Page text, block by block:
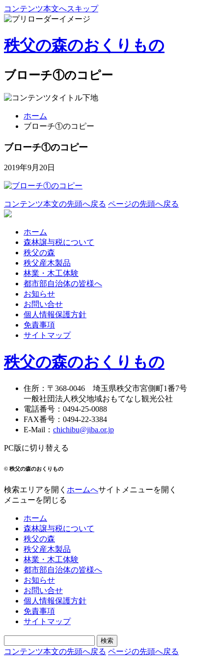
コンテンツ本文へスキップ
秩父の森のおくりもの
ブローチ①のコピー
ホーム
ブローチ①のコピー
ブローチ①のコピー
2019年9月20日
コンテンツ本文の先頭へ戻る ページの先頭へ戻る
ホーム
森林譲与税について
秩父の森
秩父産木製品
林業・木工体験
都市部自治体の皆様へ
お知らせ
お問い合せ
個人情報保護方針
免責事項
サイトマップ
秩父の森のおくりもの
住所 ： 〒368-0046 埼玉県秩父市宮側町1番7号
一般社団法人秩父地域おもてなし観光公社
電話番号 ： 0494-25-0088
FAX番号 ： 0494-22-3384
E-Mail ： chichibu@jiba.or.jp
PC版に切り替える
© 秩父の森のおくりもの
検索エリアを開く ホームへサイトメニューを開く
メニューを閉じる
ホーム
森林譲与税について
秩父の森
秩父産木製品
林業・木工体験
都市部自治体の皆様へ
お知らせ
お問い合せ
個人情報保護方針
免責事項
サイトマップ
コンテンツ本文の先頭へ戻る ページの先頭へ戻る